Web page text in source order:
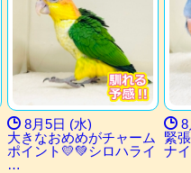
8月5日 (水)
大きなおめめがチャーム
ポイント💛💚シロハライ
…
8
緊
ナ